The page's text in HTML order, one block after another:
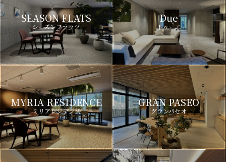
SEASON FLATS
シーズンフラッツ
Due
ドゥーエ
MYRIA RESIDENCE
ミリアレジデンス
GRAN PASEO
グランパセオ